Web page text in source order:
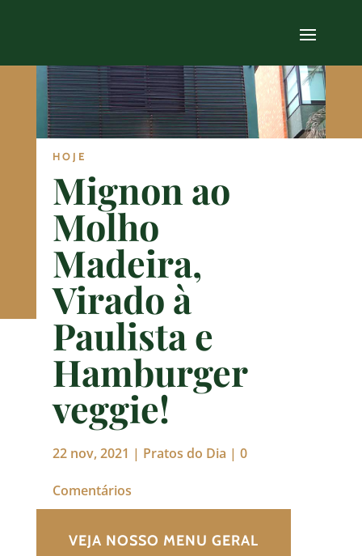
HOJE
Mignon ao
Molho
Madeira,
Virado à
Paulista e
Hamburger
veggie!
22 nov, 2021 | Pratos do Dia | 0
Comentários
VEJA NOSSO MENU GERAL